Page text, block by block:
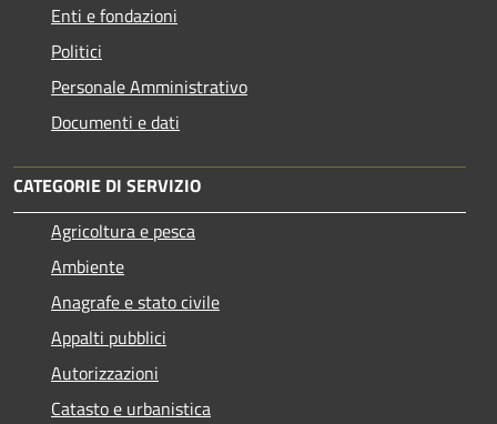
Enti e fondazioni
Politici
Personale Amministrativo
Documenti e dati
CATEGORIE DI SERVIZIO
Agricoltura e pesca
Ambiente
Anagrafe e stato civile
Appalti pubblici
Autorizzazioni
Catasto e urbanistica